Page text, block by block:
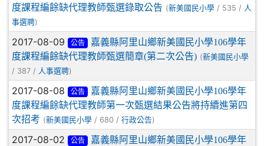
度課程編餘缺代理教師甄選錄取公告 (新美國民小學 / 535 / 人
事選聘)
2017-08-09 公告
嘉義縣阿里山鄉新美國民小學106學年
度課程編餘缺代理教師甄選簡章(第二次公告) (新美國民小學
/ 387 / 人事選聘)
2017-08-08 公告
嘉義縣阿里山鄉新美國民小學106學年
度課程編餘缺代理教師第一次甄選結果公告將持續進第四
次招考 (新美國民小學 / 680 / 行政公告)
2017-08-02 公告
嘉義縣阿里山鄉新美國民小學106學年